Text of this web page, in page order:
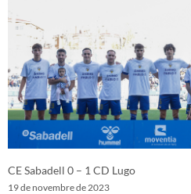
CE Sabadell 0 – 1 CD Lugo
19 de novembre de 2023